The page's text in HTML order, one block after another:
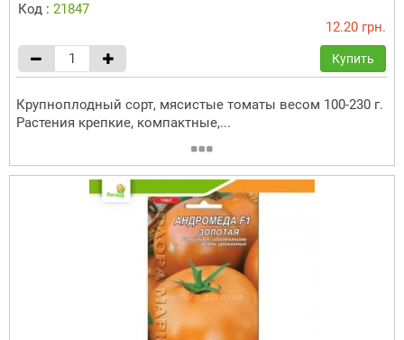
Код : 21847
12.20 грн.
Купить
Крупноплодный сорт, мясистые томаты весом 100-230 г.
Растения крепкие, компактные,...